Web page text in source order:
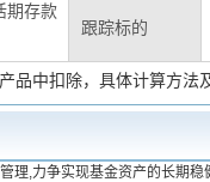
期存款
跟踪标的
品中扣除，具体计算方法
理,力争实现基金资产的长期稳